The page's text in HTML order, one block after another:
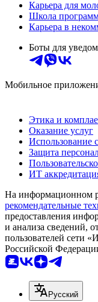
Карьера для
Школа
Карьера в
Боты для
Мобильное
Этика и
Оказание услуг
Использование
Защита
ИТ
На информационном
рекомендательные
предоставления
и анализа сведений,
пользователей сети
Российской
Русский